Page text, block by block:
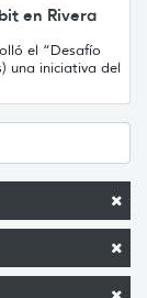
en Rivera
el “Desafío
una iniciativa del